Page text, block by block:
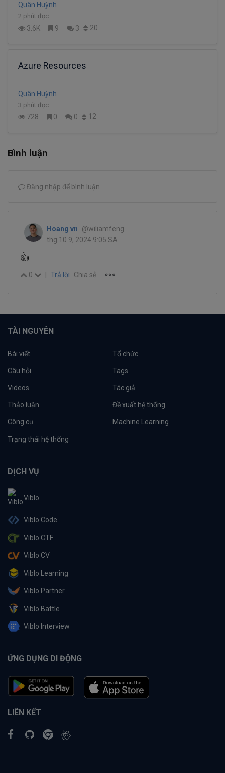
Quân Huỳnh
2 phút đọc
3.6K 9 3 20
Azure Resources
Quân Huỳnh
3 phút đọc
728 0 0 12
Bình luận
Đăng nhập để bình luận
Hoang vn
@wiliamfeng
thg 10 9, 2024 9:05 SA
👍️
0 Trả lời Chia sẻ
TÀI NGUYÊN
Bài viết Tổ chức
Câu hỏi Tags
Videos Tác giả
Thảo luận Đề xuất hệ thống
Công cụ Machine Learning
Trạng thái hệ thống
DỊCH VỤ
Viblo
Viblo Code
Viblo CTF
Viblo CV
Viblo Learning
Viblo Partner
Viblo Battle
Viblo Interview
ỨNG DỤNG DI ĐỘNG
LIÊN KẾT